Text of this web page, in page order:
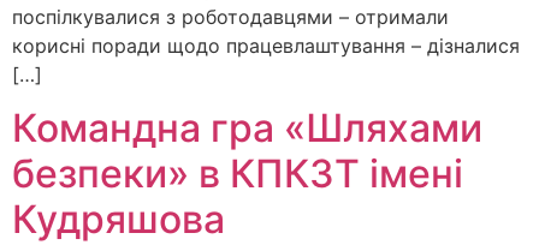
поспілкувалися з роботодавцями – отримали
корисні поради щодо працевлаштування – дізналися
[…]
Командна гра «Шляхами
безпеки» в КПКЗТ імені
Кудряшова